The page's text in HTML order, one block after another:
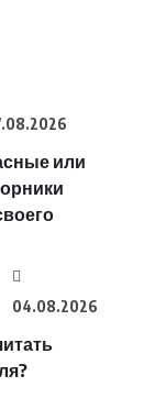
или
04.08.2026